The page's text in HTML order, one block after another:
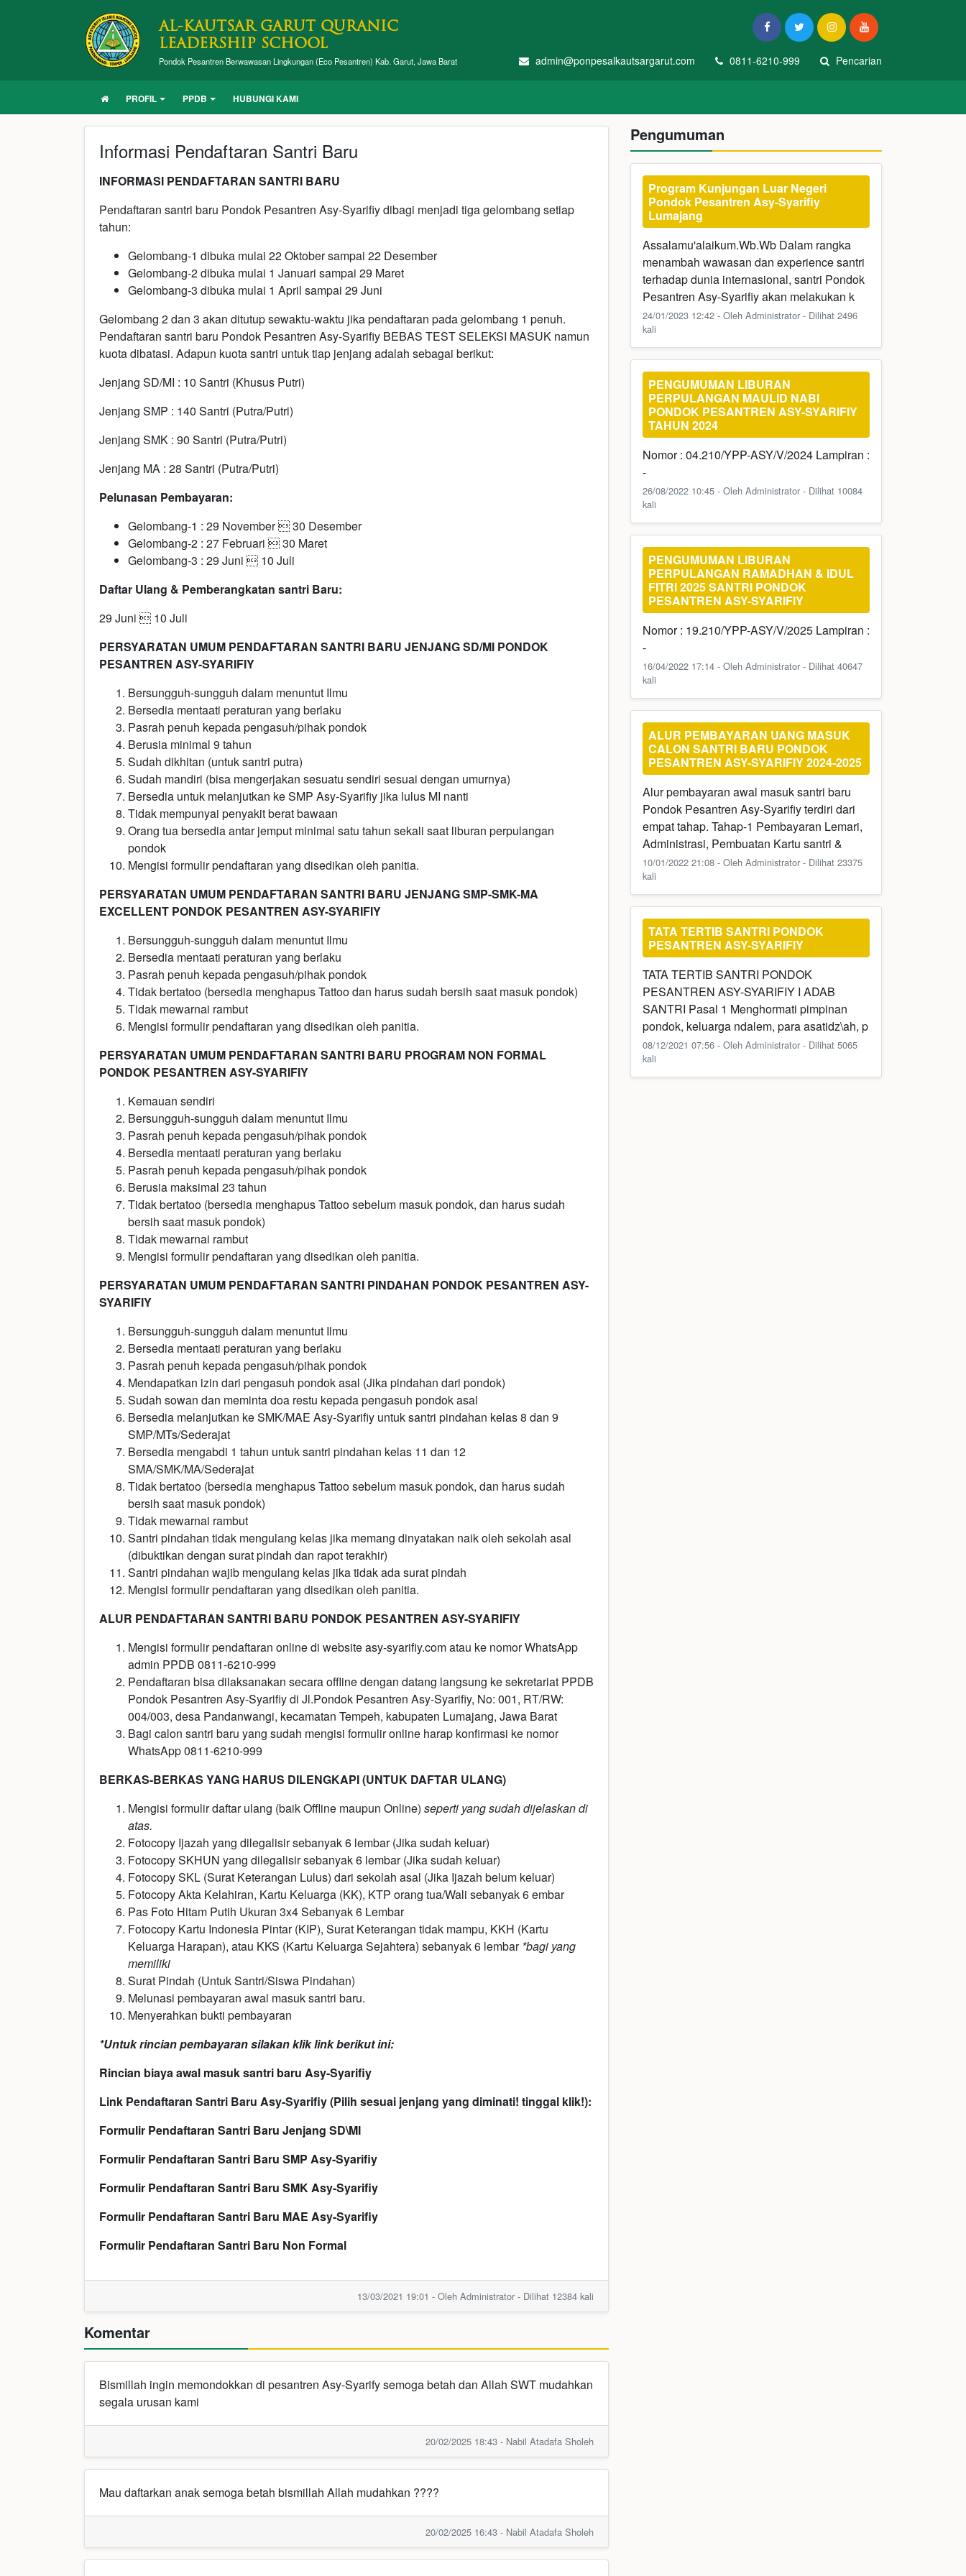
AL-KAUTSAR GARUT QURANIC
LEADERSHIP SCHOOL
Pondok Pesantren Berwawasan Lingkungan (Eco Pesantren) Kab. Garut, Jawa Barat admin@ponpesalkautsargarut.com 0811-6210-999 Pencarian
PROFIL PPDB HUBUNGI KAMI
Informasi Pendaftaran Santri Baru
INFORMASI PENDAFTARAN SANTRI BARU
Pendaftaran santri baru Pondok Pesantren Asy-Syarifiy dibagi menjadi tiga gelombang setiap
tahun:
Gelombang-1 dibuka mulai 22 Oktober sampai 22 Desember
Gelombang-2 dibuka mulai 1 Januari sampai 29 Maret
Gelombang-3 dibuka mulai 1 April sampai 29 Juni
Gelombang 2 dan 3 akan ditutup sewaktu-waktu jika pendaftaran pada gelombang 1 penuh.
Pendaftaran santri baru Pondok Pesantren Asy-Syarifiy BEBAS TEST SELEKSI MASUK namun
kuota dibatasi. Adapun kuota santri untuk tiap jenjang adalah sebagai berikut:
Jenjang SD/MI : 10 Santri (Khusus Putri)
Jenjang SMP : 140 Santri (Putra/Putri)
Jenjang SMK : 90 Santri (Putra/Putri)
Jenjang MA : 28 Santri (Putra/Putri)
Pelunasan Pembayaran:
Gelombang-1 : 29 November  30 Desember
Gelombang-2 : 27 Februari  30 Maret
Gelombang-3 : 29 Juni  10 Juli
Daftar Ulang & Pemberangkatan santri Baru:
29 Juni  10 Juli
PERSYARATAN UMUM PENDAFTARAN SANTRI BARU JENJANG SD/MI PONDOK
PESANTREN ASY-SYARIFIY
Bersungguh-sungguh dalam menuntut Ilmu
Bersedia mentaati peraturan yang berlaku
Pasrah penuh kepada pengasuh/pihak pondok
Berusia minimal 9 tahun
Sudah dikhitan (untuk santri putra)
Sudah mandiri (bisa mengerjakan sesuatu sendiri sesuai dengan umurnya)
Bersedia untuk melanjutkan ke SMP Asy-Syarifiy jika lulus MI nanti
Tidak mempunyai penyakit berat bawaan
Orang tua bersedia antar jemput minimal satu tahun sekali saat liburan perpulangan
pondok
Mengisi formulir pendaftaran yang disedikan oleh panitia.
PERSYARATAN UMUM PENDAFTARAN SANTRI BARU JENJANG SMP-SMK-MA
EXCELLENT PONDOK PESANTREN ASY-SYARIFIY
Bersungguh-sungguh dalam menuntut Ilmu
Bersedia mentaati peraturan yang berlaku
Pasrah penuh kepada pengasuh/pihak pondok
Tidak bertatoo (bersedia menghapus Tattoo dan harus sudah bersih saat masuk pondok)
Tidak mewarnai rambut
Mengisi formulir pendaftaran yang disedikan oleh panitia.
PERSYARATAN UMUM PENDAFTARAN SANTRI BARU PROGRAM NON FORMAL
PONDOK PESANTREN ASY-SYARIFIY
Kemauan sendiri
Bersungguh-sungguh dalam menuntut Ilmu
Pasrah penuh kepada pengasuh/pihak pondok
Bersedia mentaati peraturan yang berlaku
Pasrah penuh kepada pengasuh/pihak pondok
Berusia maksimal 23 tahun
Tidak bertatoo (bersedia menghapus Tattoo sebelum masuk pondok, dan harus sudah
bersih saat masuk pondok)
Tidak mewarnai rambut
Mengisi formulir pendaftaran yang disedikan oleh panitia.
PERSYARATAN UMUM PENDAFTARAN SANTRI PINDAHAN PONDOK PESANTREN ASY-
SYARIFIY
Bersungguh-sungguh dalam menuntut Ilmu
Bersedia mentaati peraturan yang berlaku
Pasrah penuh kepada pengasuh/pihak pondok
Mendapatkan izin dari pengasuh pondok asal (Jika pindahan dari pondok)
Sudah sowan dan meminta doa restu kepada pengasuh pondok asal
Bersedia melanjutkan ke SMK/MAE Asy-Syarifiy untuk santri pindahan kelas 8 dan 9
SMP/MTs/Sederajat
Bersedia mengabdi 1 tahun untuk santri pindahan kelas 11 dan 12
SMA/SMK/MA/Sederajat
Tidak bertatoo (bersedia menghapus Tattoo sebelum masuk pondok, dan harus sudah
bersih saat masuk pondok)
Tidak mewarnai rambut
Santri pindahan tidak mengulang kelas jika memang dinyatakan naik oleh sekolah asal
(dibuktikan dengan surat pindah dan rapot terakhir)
Santri pindahan wajib mengulang kelas jika tidak ada surat pindah
Mengisi formulir pendaftaran yang disedikan oleh panitia.
ALUR PENDAFTARAN SANTRI BARU PONDOK PESANTREN ASY-SYARIFIY
Mengisi formulir pendaftaran online di websiteasy-syarifiy.comatau ke nomor WhatsApp
admin PPDB 0811-6210-999
Pendaftaran bisa dilaksanakan secara offline dengan datang langsung ke sekretariat PPDB
Pondok Pesantren Asy-Syarifiy di Jl.Pondok Pesantren Asy-Syarifiy, No: 001, RT/RW:
004/003, desa Pandanwangi, kecamatan Tempeh, kabupaten Lumajang, Jawa Barat
Bagi calon santri baru yang sudah mengisi formulir online harap konfirmasi ke nomor
WhatsApp 0811-6210-999
BERKAS-BERKAS YANG HARUS DILENGKAPI (UNTUK DAFTAR ULANG)
Mengisi formulir daftar ulang (baik Offline maupun Online) seperti yang sudah dijelaskan di
atas.
Fotocopy Ijazah yang dilegalisir sebanyak 6 lembar (Jika sudah keluar)
Fotocopy SKHUN yang dilegalisir sebanyak 6 lembar (Jika sudah keluar)
Fotocopy SKL (Surat Keterangan Lulus) dari sekolah asal (Jika Ijazah belum keluar)
Fotocopy Akta Kelahiran, Kartu Keluarga (KK), KTP orang tua/Wali sebanyak 6 embar
Pas Foto Hitam Putih Ukuran 3x4 Sebanyak 6 Lembar
Fotocopy Kartu Indonesia Pintar (KIP), Surat Keterangan tidak mampu, KKH (Kartu
Keluarga Harapan), atau KKS (Kartu Keluarga Sejahtera) sebanyak 6 lembar *bagi yang
memiliki
Surat Pindah (Untuk Santri/Siswa Pindahan)
Melunasi pembayaran awal masuk santri baru.
Menyerahkan bukti pembayaran
*Untuk rincian pembayaran silakan klik link berikut ini:
Rincian biaya awal masuk santri baru Asy-Syarifiy
Link Pendaftaran Santri Baru Asy-Syarifiy (Pilih sesuai jenjang yang diminati! tinggal klik!):
Formulir Pendaftaran Santri Baru Jenjang SD\MI
Formulir Pendaftaran Santri Baru SMP Asy-Syarifiy
Formulir Pendaftaran Santri Baru SMK Asy-Syarifiy
Formulir Pendaftaran Santri Baru MAE Asy-Syarifiy
Formulir Pendaftaran Santri Baru Non Formal
13/03/2021 19:01 - Oleh Administrator - Dilihat 12384 kali
Komentar
Bismillah ingin memondokkan di pesantren Asy-Syarify semoga betah dan Allah SWT mudahkan
segala urusan kami
20/02/2025 18:43 - Nabil Atadafa Sholeh
Mau daftarkan anak semoga betah bismillah Allah mudahkan ????
20/02/2025 16:43 - Nabil Atadafa Sholeh
Pengumuman
Program Kunjungan Luar Negeri
Pondok Pesantren Asy-Syarifiy
Lumajang
Assalamu'alaikum.Wb.Wb Dalam rangka
menambah wawasan dan experience santri
terhadap dunia internasional, santri Pondok
Pesantren Asy-Syarifiy akan melakukan k
24/01/2023 12:42 - Oleh Administrator - Dilihat 2496
kali
PENGUMUMAN LIBURAN
PERPULANGAN MAULID NABI
PONDOK PESANTREN ASY-SYARIFIY
TAHUN 2024
Nomor : 04.210/YPP-ASY/V/2024 Lampiran :
-
26/08/2022 10:45 - Oleh Administrator - Dilihat 10084
kali
PENGUMUMAN LIBURAN
PERPULANGAN RAMADHAN & IDUL
FITRI 2025 SANTRI PONDOK
PESANTREN ASY-SYARIFIY
Nomor : 19.210/YPP-ASY/V/2025 Lampiran :
-
16/04/2022 17:14 - Oleh Administrator - Dilihat 40647
kali
ALUR PEMBAYARAN UANG MASUK
CALON SANTRI BARU PONDOK
PESANTREN ASY-SYARIFIY 2024-2025
Alur pembayaran awal masuk santri baru
Pondok Pesantren Asy-Syarifiy terdiri dari
empat tahap. Tahap-1 Pembayaran Lemari,
Administrasi, Pembuatan Kartu santri &
10/01/2022 21:08 - Oleh Administrator - Dilihat 23375
kali
TATA TERTIB SANTRI PONDOK
PESANTREN ASY-SYARIFIY
TATA TERTIB SANTRI PONDOK
PESANTREN ASY-SYARIFIY I ADAB
SANTRI Pasal 1 Menghormati pimpinan
pondok, keluarga ndalem, para asatidz\ah, p
08/12/2021 07:56 - Oleh Administrator - Dilihat 5065
kali